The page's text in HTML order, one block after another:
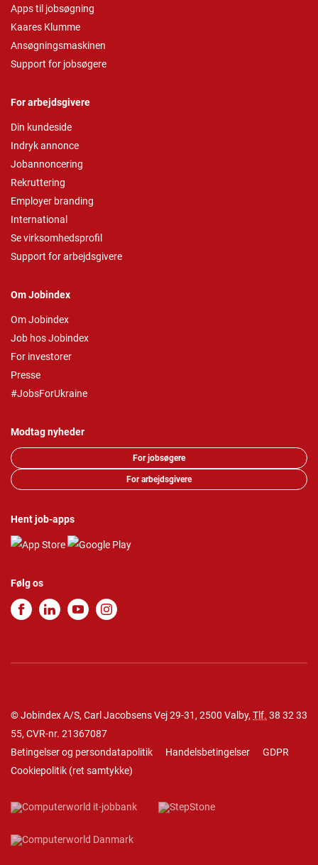
Apps til jobsøgning
Kaares Klumme
Ansøgningsmaskinen
Support for jobsøgere
For arbejdsgivere
Din kundeside
Indryk annonce
Jobannoncering
Rekruttering
Employer branding
International
Se virksomhedsprofil
Support for arbejdsgivere
Om Jobindex
Om Jobindex
Job hos Jobindex
For investorer
Presse
#JobsForUkraine
Modtag nyheder
For jobsøgere
For arbejdsgivere
Hent job-apps
Følg os
© Jobindex A/S, Carl Jacobsens Vej 29-31, 2500 Valby, Tlf. 38 32 33
55, CVR-nr. 21367087
Betingelser og persondatapolitik
Handelsbetingelser
GDPR
Cookiepolitik (ret samtykke)